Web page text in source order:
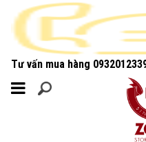
Tư vấn mua hàng
MENU